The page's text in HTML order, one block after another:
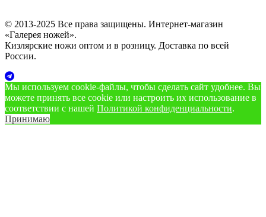
© 2013-2025 Все права защищены. Интернет-магазин
«Галерея ножей».
Кизлярские ножи оптом и в розницу. Доставка по всей
России.
Мы используем cookie‑файлы, чтобы сделать сайт удобнее. Вы
можете принять все cookie или настроить их использование в
соответствии с нашей Политикой конфиденциальности.
Принимаю